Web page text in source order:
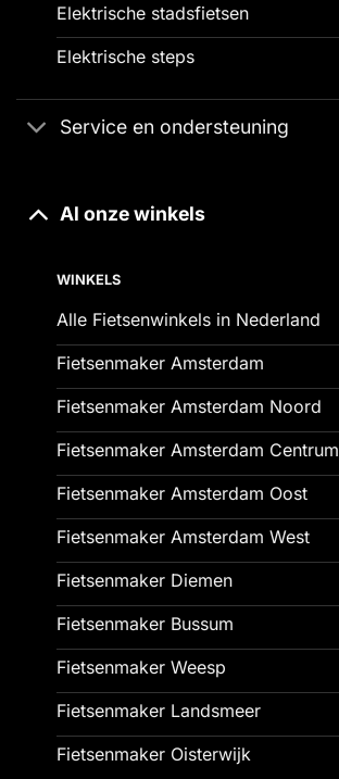
Elektrische stadsfietsen
Elektrische steps
Service en ondersteuning
Al onze winkels
WINKELS
Alle Fietsenwinkels in Nederland
Fietsenmaker Amsterdam
Fietsenmaker Amsterdam Noord
Fietsenmaker Amsterdam Centrum
Fietsenmaker Amsterdam Oost
Fietsenmaker Amsterdam West
Fietsenmaker Diemen
Fietsenmaker Bussum
Fietsenmaker Weesp
Fietsenmaker Landsmeer
Fietsenmaker Oisterwijk